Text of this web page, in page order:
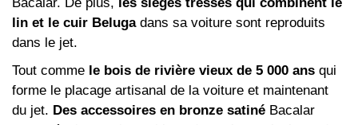
lin et le cuir Belugadans sa voiture sont reproduits
dans le jet.
Tout comme le bois de rivière vieux de 5 000 ans qui
forme le placage artisanal de la voiture et maintenant
du jet. Des accessoires en bronze satiné Bacalar